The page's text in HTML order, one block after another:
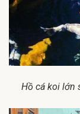
Hồ cá koi lớn